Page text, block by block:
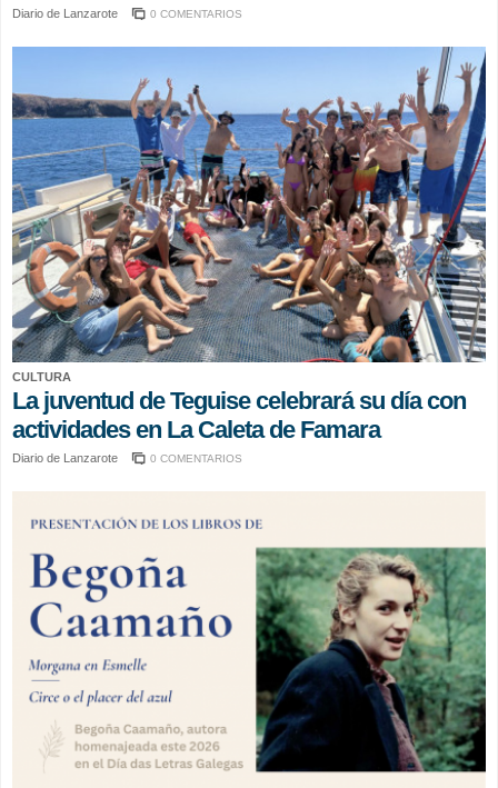
Diario de Lanzarote 0 COMENTARIOS
CULTURA
La juventud de Teguise celebrará su día con
actividades en La Caleta de Famara
Diario de Lanzarote 0 COMENTARIOS